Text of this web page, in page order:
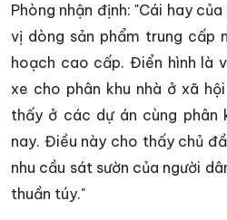
Phòng nhận định: "Cái hay
vị dòng sản phẩm trung cấp
hoạch cao cấp. Điển hình là
xe cho phân khu nhà ở xã
thấy ở các dự án cùng phân
nay. Điều này cho thấy chủ
nhu cầu sát sườn của người
thuần túy."